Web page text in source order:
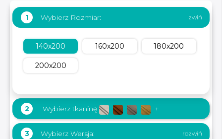
1 Wybierz Rozmiar:
140x200 160x200 180x200
200x200
2 Wybierz tkaninę +
3 Wybierz Wersja: